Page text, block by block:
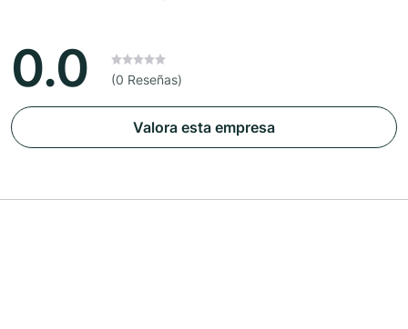
0.0 (0 Reseñas)
Valora esta empresa